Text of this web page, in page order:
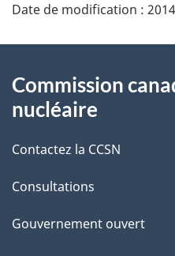
é
a
i
l
s
d
Date de modification :
propos
ce
site
Commission
nucléaire
Contactez la CCSN
Consultations
Gouvernement ouvert